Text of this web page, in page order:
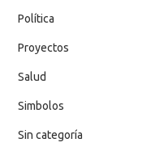
Política
Proyectos
Salud
Simbolos
Sin categoría